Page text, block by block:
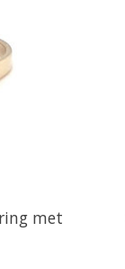
met